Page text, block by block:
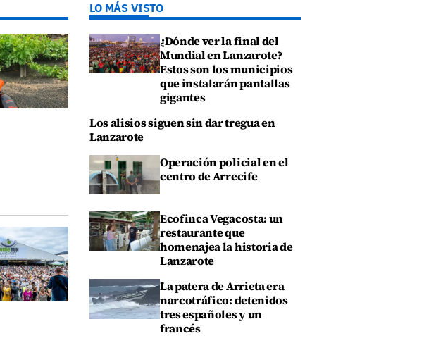
LO MÁS VISTO
¿Dónde ver la final del
Mundial en Lanzarote?
Estos son los municipios
que instalarán pantallas
gigantes
Los alisios siguen sin dar tregua en
Lanzarote
Operación policial en el
centro de Arrecife
Ecofinca Vegacosta: un
restaurante que
homenajea la historia de
Lanzarote
La patera de Arrieta era
narcotráfico: detenidos
tres españoles y un
francés